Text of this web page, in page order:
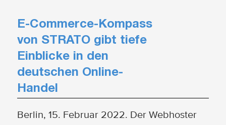
E-Commerce-Kompass
von STRATO gibt tiefe
Einblicke in den
deutschen Online-
Handel
Berlin, 15. Februar 2022. Der Webhoster